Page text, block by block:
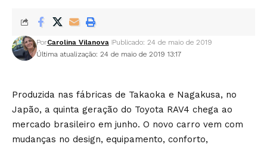
Última atualização: 24 de maio de 2019 13:17
PorCarolina Vilanova Publicado: 24 de maio de 2019
Produzida nas fábricas de Takaoka e Nagakusa, no
Japão, a quinta geração do Toyota RAV4 chega ao
mercado brasileiro em junho. O novo carro vem com
mudanças no design, equipamento, conforto,